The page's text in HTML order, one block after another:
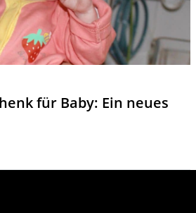
für Baby: Ein neues